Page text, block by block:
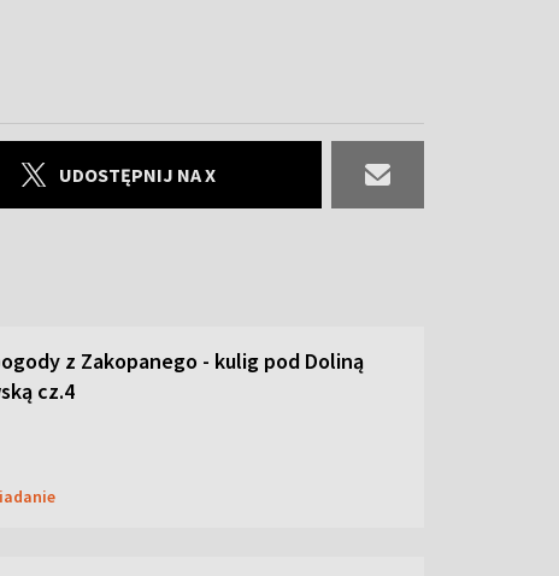
UDOSTĘPNIJ NA X
z Zakopanego - kulig pod Doliną
cz.4